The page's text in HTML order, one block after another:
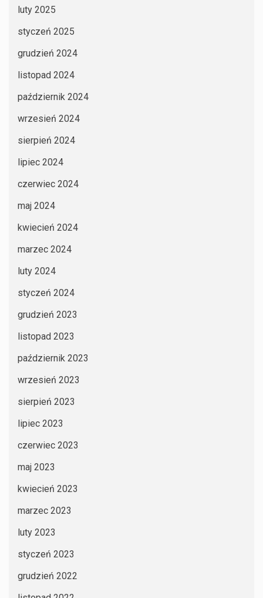
luty 2025
styczeń 2025
grudzień 2024
listopad 2024
październik 2024
wrzesień 2024
sierpień 2024
lipiec 2024
czerwiec 2024
maj 2024
kwiecień 2024
marzec 2024
luty 2024
styczeń 2024
grudzień 2023
listopad 2023
październik 2023
wrzesień 2023
sierpień 2023
lipiec 2023
czerwiec 2023
maj 2023
kwiecień 2023
marzec 2023
luty 2023
styczeń 2023
grudzień 2022